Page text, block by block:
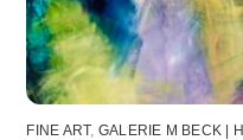
FINE ART, GALERIE M BECK |